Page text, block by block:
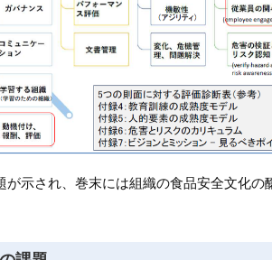
示され、巻末には組織の食品安全文化の